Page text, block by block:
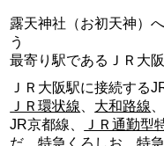
露天神社（お初天神）
う
最寄り駅であるＪＲ大
ＪＲ大阪駅に接続する
ＪＲ環状線
大和路線
JR京都線、
ＪＲ通勤型